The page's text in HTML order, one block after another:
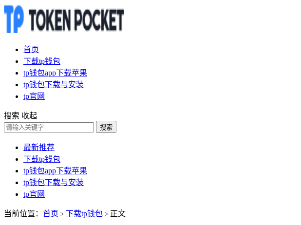
首页
下载tp钱包
tp钱包app下载苹果
tp钱包下载与安装
tp官网
搜索 收起
搜索
最新推荐
下载tp钱包
tp钱包app下载苹果
tp钱包下载与安装
tp官网
当前位置： 首页 > 下载tp钱包 > 正文